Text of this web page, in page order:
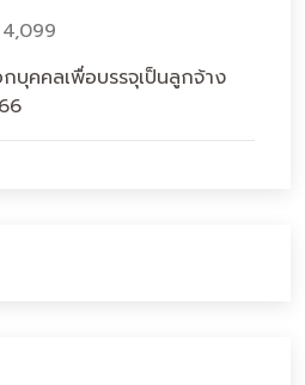
4,099
บุคคลเพื่อบรรจุเป็นลูกจ้าง